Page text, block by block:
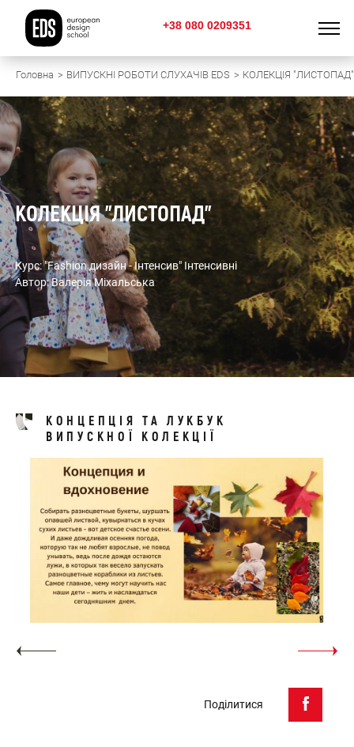
+38 080 0209351
Головна ВИПУСКНІ РОБОТИ СЛУХАЧІВ EDS КОЛЕКЦІЯ "ЛИСТОПАД"
КОЛЕКЦІЯ "ЛИСТОПАД"
Курс: "Fashion дизайн - Інтенсив" Інтенсивні
Автор: Валерія Міхальська
КОНЦЕПЦІЯ ТА ЛУКБУК
ВИПУСКНОЇ КОЛЕКЦІЇ
Поділитися